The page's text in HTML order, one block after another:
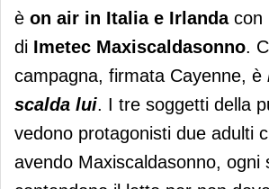
è on air in Italia e Irlanda con
di Imetec Maxiscaldasonno.
campagna, firmata Cayenne, è
scalda lui. I tre soggetti della
vedono protagonisti due adulti
avendo Maxiscaldasonno, ogni